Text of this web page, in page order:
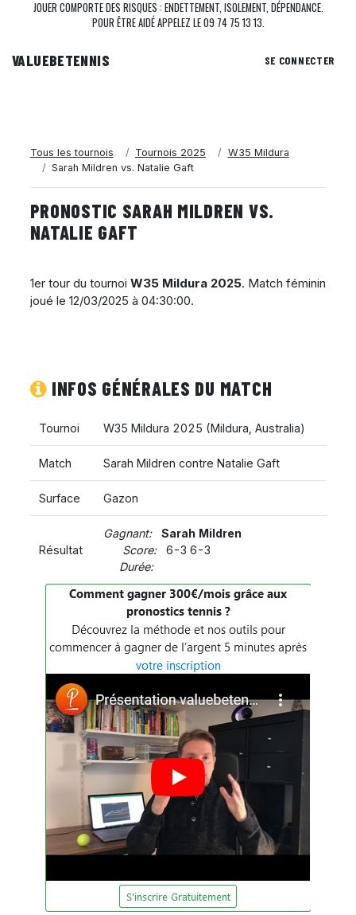
JOUER COMPORTE DES RISQUES : ENDETTEMENT, ISOLEMENT, DÉPENDANCE.
POUR ÊTRE AIDÉ APPELEZ LE 09 74 75 13 13.
VALUEBETENNIS SE CONNECTER
Tous les tournois Tournois 2025
W35 Mildura
Sarah Mildren vs. Natalie Gaft
PRONOSTIC SARAH MILDREN VS.
NATALIE GAFT
1er tour du tournoi W35 Mildura 2025. Match féminin
joué le 12/03/2025 à 04:30:00.
INFOS GÉNÉRALES DU MATCH
Tournoi W35 Mildura 2025 (Mildura Australia)
Match Sarah Mildren contre Natalie Gaft
Surface Gazon
Résultat
Gagnant:
Sarah Mildren
Score:6-3 6-3
Durée: